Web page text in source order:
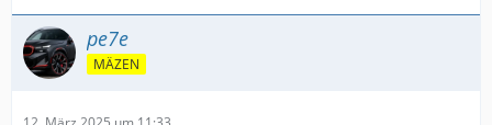
pe7e
MÄZEN